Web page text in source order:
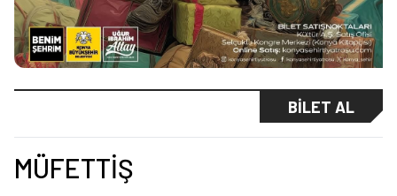
BILET AL
MÜFETTIŞ